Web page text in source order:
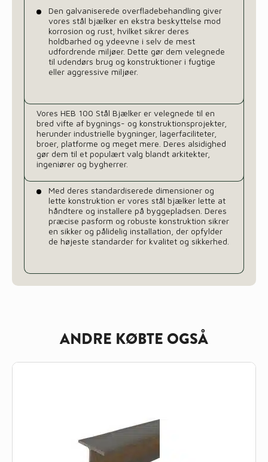
Den galvaniserede overfladebehandling giver
vores stål bjælker en ekstra beskyttelse mod
korrosion og rust, hvilket sikrer deres
holdbarhed og ydeevne i selv de mest
udfordrende miljøer. Dette gør dem velegnede
til udendørs brug og konstruktioner i fugtige
eller aggressive miljøer.
Vores HEB 100 Stål Bjælker er velegnede til en
bred vifte af bygnings- og konstruktionsprojekter,
herunder industrielle bygninger, lagerfaciliteter,
broer, platforme og meget mere. Deres alsidighed
gør dem til et populært valg blandt arkitekter,
ingeniører og bygherrer.
Med deres standardiserede dimensioner og
lette konstruktion er vores stål bjælker lette at
håndtere og installere på byggepladsen. Deres
præcise pasform og robuste konstruktion sikrer
en sikker og pålidelig installation, der opfylder
de højeste standarder for kvalitet og sikkerhed.
ANDRE KØBTE OGSÅ